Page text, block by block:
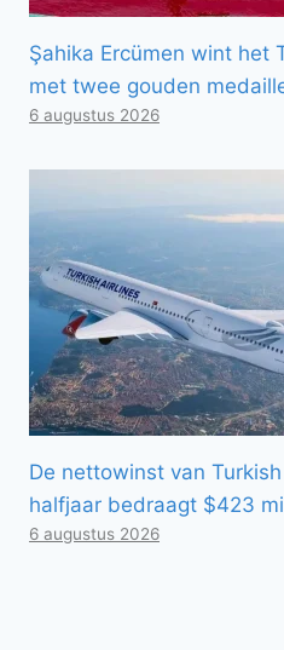
Şahika Ercümen wint het
met twee gouden
6 augustus 2026
De nettowinst van
halfjaar bedraagt ​​$423
6 augustus 2026